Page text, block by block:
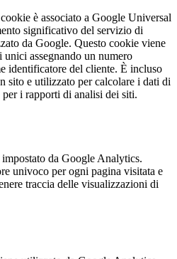
è associato a Google Universal
significativo del servizio di
da Google. Questo cookie viene
assegnando un numero
identificatore del cliente. È incluso
sito e utilizzato per calcolare i dati di
i rapporti di analisi dei siti.
da Google Analytics.
univoco per ogni pagina visitata e
traccia delle visualizzazioni di